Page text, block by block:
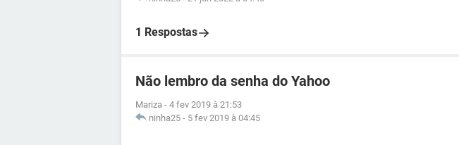
1 Respostas
Não lembro da senha do Yahoo
Mariza - 4 fev 2019 à 21:53
ninha25 - 5 fev 2019 à 04:45